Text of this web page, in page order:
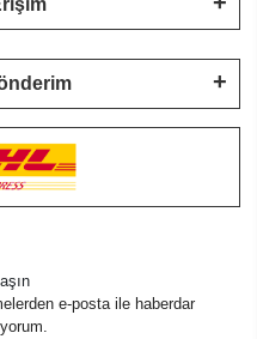
e-posta ile haberdar